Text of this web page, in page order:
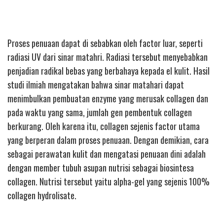
Proses penuaan dapat di sebabkan oleh factor luar, seperti
radiasi UV dari sinar matahri. Radiasi tersebut menyebabkan
penjadian radikal bebas yang berbahaya kepada el kulit. Hasil
studi ilmiah mengatakan bahwa sinar matahari dapat
menimbulkan pembuatan enzyme yang merusak collagen dan
pada waktu yang sama, jumlah gen pembentuk collagen
berkurang. Oleh karena itu, collagen sejenis factor utama
yang berperan dalam proses penuaan. Dengan demikian, cara
sebagai perawatan kulit dan mengatasi penuaan dini adalah
dengan member tubuh asupan nutrisi sebagai biosintesa
collagen. Nutrisi tersebut yaitu alpha-gel yang sejenis 100%
collagen hydrolisate.